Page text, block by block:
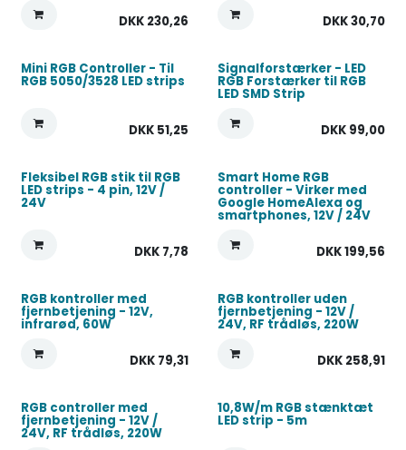
DKK 230,26 DKK30,70
Mini RGB Controller - Til
RGB 5050/3528 LED strips
DKK 51,25
Signalforstærker - LED
RGB Forstærker til RGB
LED SMD Strip
DKK 99,00
Fleksibel RGB stik til RGB
LED strips - 4 pin, 12V /
24V
DKK 7,78
Smart Home RGB
controller - Virker med
Google HomeAlexa og
smartphones, 12V / 24V
DKK199,56
RGB kontroller med
fjernbetjening - 12V,
infrarød, 60W
DKK 79,31
RGB kontroller uden
fjernbetjening - 12V /
24V, RF trådløs, 220W
DKK 258,91
RGB controller med
fjernbetjening - 12V /
24V, RF trådløs, 220W
10,8W/m RGB stænktæt
LED strip - 5m